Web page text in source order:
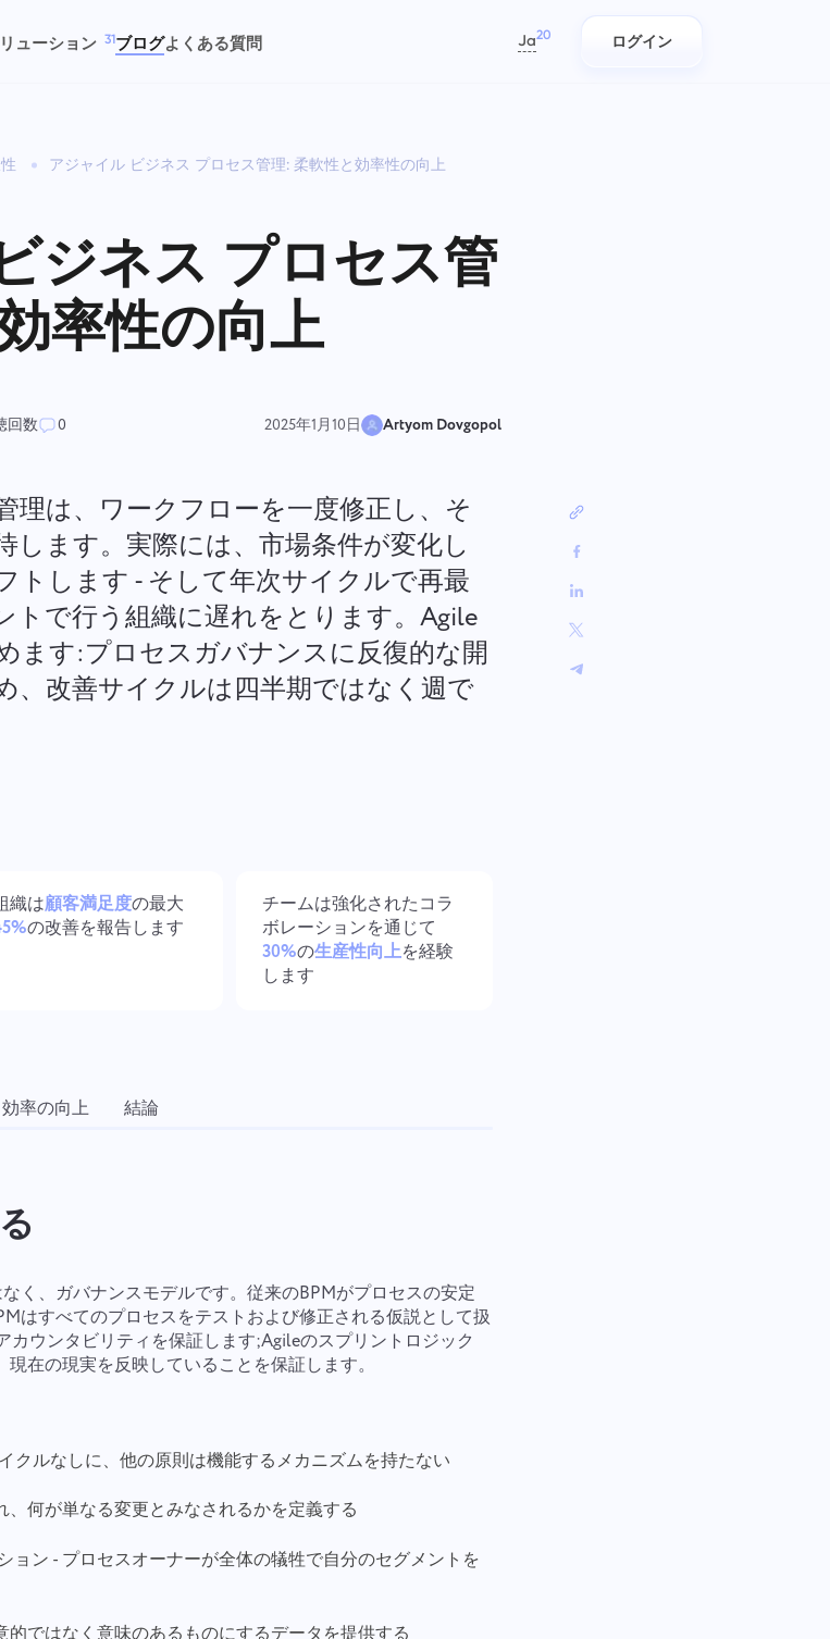
ューション 31ブログよくある質問 Ja20
Kiswahili
Português
Русский
Türkçe
ログイン
アジャイル ビジネス プロセス管理: 柔軟性と効率性の向上
ジネス プロセス管
率性の向上
回数 0 2025年1月10日 Artyom Dovgopol
理は、ワークフローを一度修正し、そ
ます。実際には、市場条件が変化し
トします - そして年次サイクルで再最
トで行う組織に遅れをとります。Agile
ます:プロセスガバナンスに反復的な開
、改善サイクルは四半期ではなく週で
織は顧客満足度の最大
の改善を報告します
チームは強化されたコラ
ボレーションを通じて
30%の生産性向上を経験
します
効率の向上 結論
く、ガバナンスモデルです。従来のBPMがプロセスの安定
はすべてのプロセスをテストおよび修正される仮説として扱
カウンタビリティを保証します;Agileのスプリントロジック
在の現実を反映していることを保証します。
クルなしに、他の原則は機能するメカニズムを持たない
何が単なる変更とみなされるかを定義する
ョン - プロセスオーナーが全体の犠牲で自分のセグメントを
する
業して完了したら閉じる
レポートを使用してリソースを分
配する
を管理
プロジェクト管理
プロジェクト情報（ステータス/タ
トを管理 –
スペースで
跡し、チームを同期させます。
ョン。
グ、従業員
財務チーム
散らばったツールの混乱なしに、
実行しましょう。
で管理。
シンプルなデザインワークフロ
ー。
画まで、ワークフローを整理しま
しょう。
ンを見る